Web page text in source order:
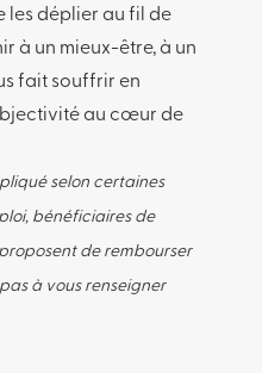
les déplier au fil de
à un mieux-être, à un
fait souffrir en
au cœur de
selon certaines
bénéficiaires de
de rembourser
à vous renseigner